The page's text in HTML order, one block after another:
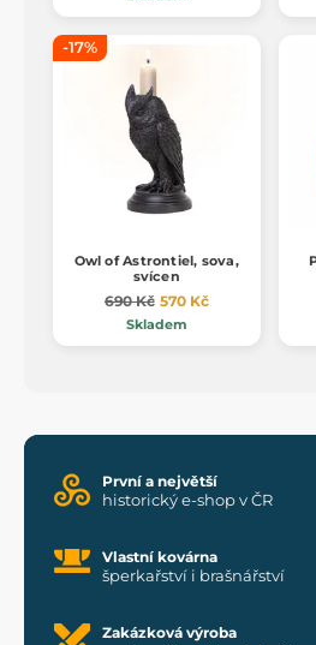
-17%
Owl of Astrontiel, sova,
svícen
690 Kč 570 Kč
Skladem
První a největší
historický e-shop v ČR
Vlastní kovárna
šperkařství i brašnářství
Zakázková výroba